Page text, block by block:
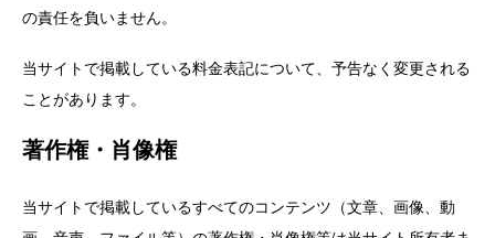
の責任を負いません。
当サイトで掲載している料金表記について、予告なく変更される
ことがあります。
著作権・肖像権
当サイトで掲載しているすべてのコンテンツ（文章、画像、動